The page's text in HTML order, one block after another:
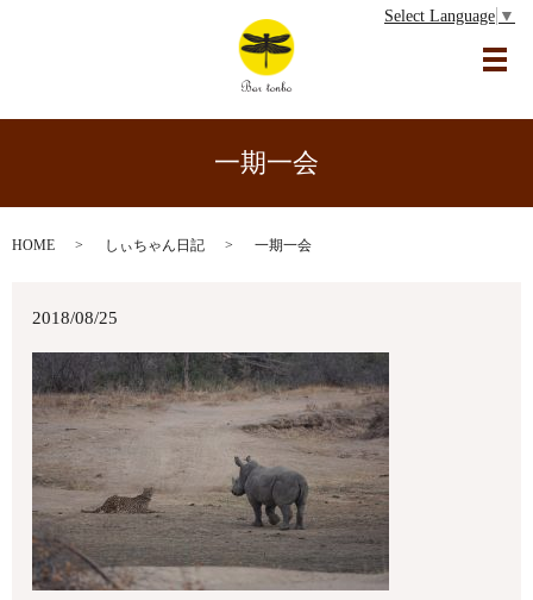
Select Language ▼
メ
一期一会
HOME しぃちゃん日記 一期一会
2018/08/25